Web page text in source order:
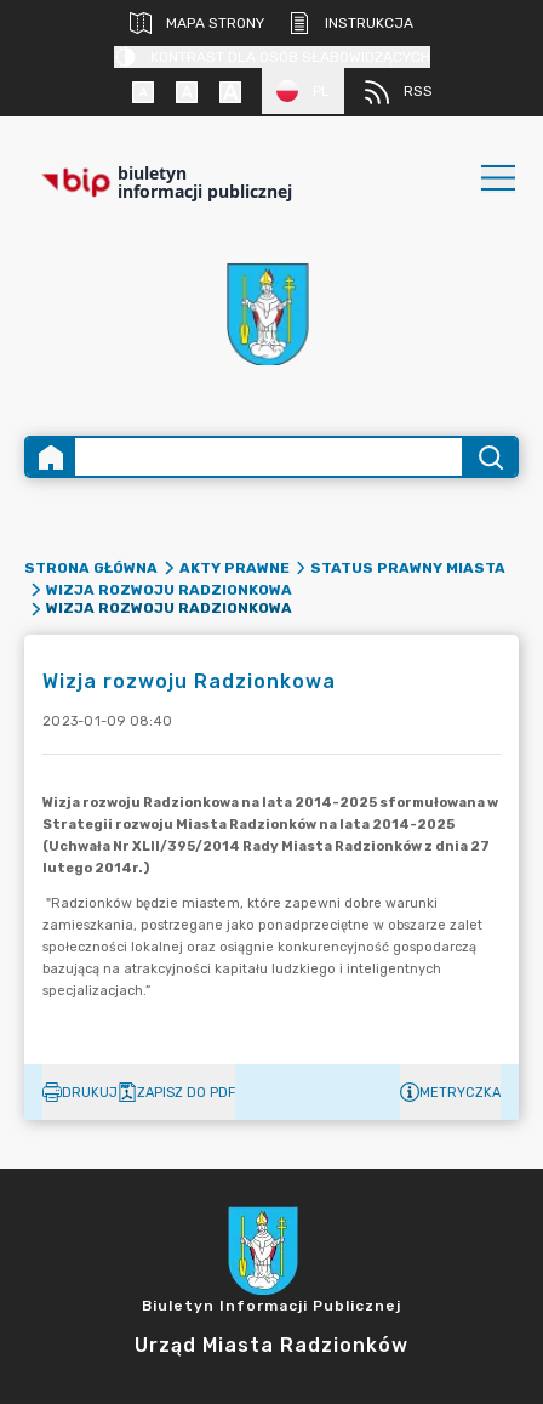
MAPA STRONY
INSTRUKCJA
RSS
biuletyn
informacji publicznej
STRONA GŁÓWNA AKTY PRAWNE
STATUS PRAWNY MIASTA
WIZJA ROZWOJU RADZIONKOWA
WIZJA ROZWOJU RADZIONKOWA
Wizja rozwoju Radzionkowa
2023-01-09 08:40
DRUKUJ ZAPISZ DO PDF METRYCZKA
Biuletyn Informacji Publicznej
Urząd Miasta Radzionków